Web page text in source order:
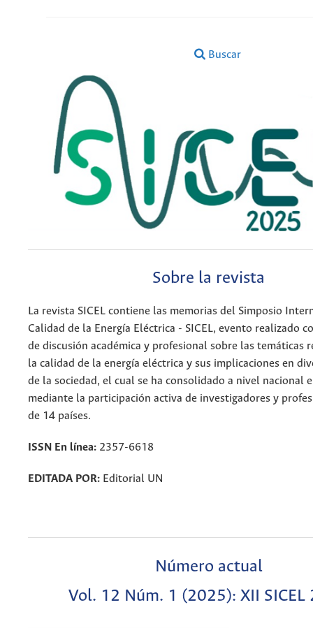
Buscar
Sobre la revista
La revista SICEL contiene las memorias del Simposio
Calidad de la Energía Eléctrica - SICEL, evento realizado
de discusión académica y profesional sobre las temáticas
la calidad de la energía eléctrica y sus implicaciones en
de la sociedad, el cual se ha consolidado a nivel nacional
mediante la participación activa de investigadores y
de 14 países.
ISSN En línea: 2357-6618
EDITADA POR: Editorial UN
Número actual
Vol. 12 Núm. 1 (2025): XII SICEL